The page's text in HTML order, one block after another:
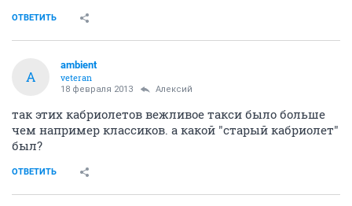
ОТВЕТИТЬ
А
аmbient
veteran
18 февраля 2013 Алексий
так этих кабриолетов вежливое такси было больше
чем например классиков. а какой "старый кабриолет"
был?
ОТВЕТИТЬ